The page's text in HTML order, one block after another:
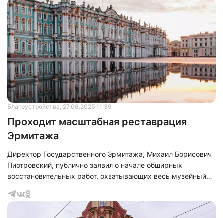
совещания, посвященного восстановлению этого памятника
архитектуры.
Благоустройства, 27.06.2025 11:39
Проходит масштабная реставрация
Эрмитажа
Директор Государственного Эрмитажа, Михаил Борисович
Пиотровский, публично заявил о начале обширных
восстановительных работ, охватывающих весь музейный
дворец.<br>